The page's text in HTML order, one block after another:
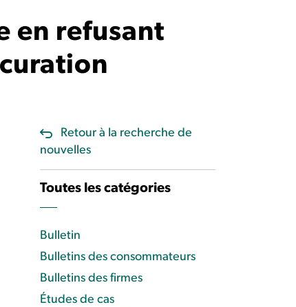
en refusant
Retour à la recherche de
nouvelles
Toutes les catégories
Bulletin
Bulletins des consommateurs
Bulletins des firmes
Études de cas